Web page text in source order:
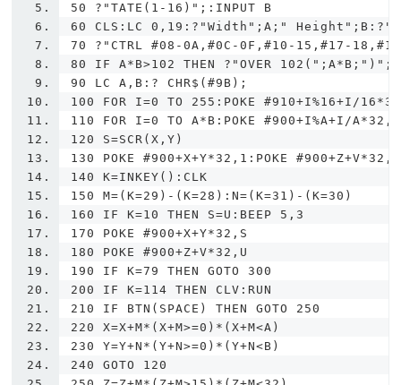
50 ?"TATE(1-16)";:INPUT B
60 CLS:LC 0,19:?"Width";A;"
70 ?"CTRL #08-0A,#0C-0F,#10-15,#17-
80 IF A*B>102 THEN ?"OVER 102(";A*B;")";
90 LC A,B:? CHR$(#9B);
100 FOR I=0 TO 255:POKE #910+I%16+I/
110 FOR I=0 TO A*B:POKE #900+I%A+I/
120 S=SCR(X,Y)
130 POKE #900+X+Y*32,1:POKE #900+Z+V*32,1
140 K=INKEY():CLK
150 M=(K=29)-(K=28):N=(K=31)-(K=30)
160 IF K=10 THEN S=U:BEEP 5,3
170 POKE #900+X+Y*32,S
180 POKE #900+Z+V*32,U
190 IF K=79 THEN GOTO 300
200 IF K=114 THEN CLV:RUN
210 IF BTN(SPACE) THEN GOTO 250
220 X=X+M*(X+M>=0)*(X+M<A)
230 Y=Y+N*(Y+N>=0)*(Y+N<B)
240 GOTO 120